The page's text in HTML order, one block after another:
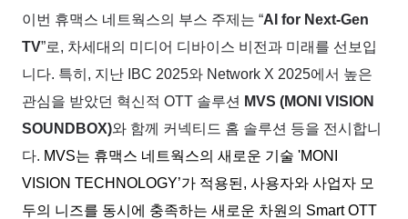
이번 휴맥스 네트웍스의 부스 주제는 “AI for Next-Gen
TV”로, 차세대의 미디어 디바이스 비전과 미래를 선보입
니다. 특히, 지난 IBC 2025와 Network X 2025에서 높은
관심을 받았던 혁신적 OTT 솔루션 MVS (MONI VISION
SOUNDBOX)와 함께 커넥티드 홈 솔루션 등을 전시합니
다. MVS는 휴맥스 네트웍스의 새로운 기술 'MONI
VISION TECHNOLOGY’가 적용된, 사용자와 사업자 모
두의 니즈를 동시에 충족하는 새로운 차원의 Smart OTT